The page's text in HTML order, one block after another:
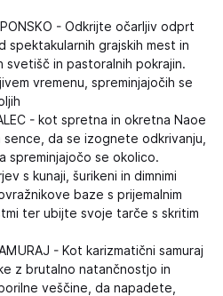
- Odkrijte očarljiv odprt
grajskih mest in
svetišč in pastoralnih pokrajin.
vremenu, spreminjajočih se
- kot spretna in okretna Naoe
da se izognete odkrivanju,
spreminjajočo se okolico.
s kunaji, šurikeni in dimnimi
baze s prijemalnim
ter ubijte svoje tarče s skritim
- Kot karizmatični samuraj
z brutalno natančnostjo in
veščine, da napadete,